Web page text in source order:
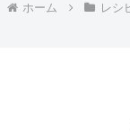
ホーム レシ